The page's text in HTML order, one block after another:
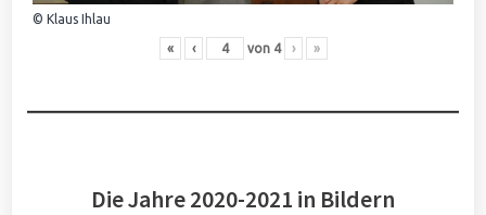
© Klaus Ihlau
« ‹ von 4 › »
Die Jahre 2020-2021 in Bildern